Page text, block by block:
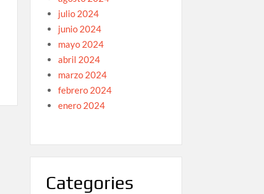
julio 2024
junio 2024
mayo 2024
abril 2024
marzo 2024
febrero 2024
enero 2024
Categories